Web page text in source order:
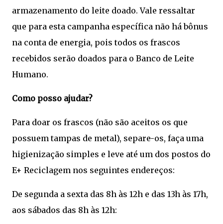
armazenamento do leite doado. Vale ressaltar
que para esta campanha específica não há bônus
na conta de energia, pois todos os frascos
recebidos serão doados para o Banco de Leite
Humano.
Como posso ajudar?
Para doar os frascos (não são aceitos os que
possuem tampas de metal), separe-os, faça uma
higienização simples e leve até um dos postos do
E+ Reciclagem nos seguintes endereços:
De segunda a sexta das 8h às 12h e das 13h às 17h,
aos sábados das 8h às 12h: